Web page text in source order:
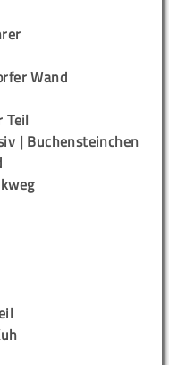
Wand
Teil
| Buchensteinchen